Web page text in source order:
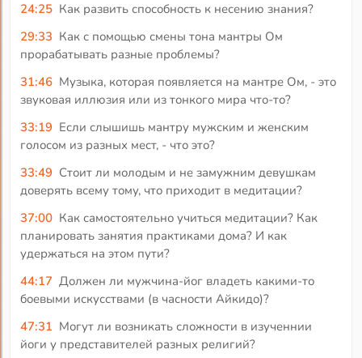
24:25 Как развить способность к несению знания?
29:33 Как с помощью смены тона мантры Ом
прорабатывать разные проблемы?
31:46 Музыка, которая появляется на мантре Ом, - это
звуковая иллюзия или из тонкого мира что-то?
33:19 Если слышишь мантру мужским и женским
голосом из разных мест, - что это?
33:49 Стоит ли молодым и не замужним девушкам
доверять всему тому, что приходит в медитации?
37:00 Как самостоятельно учиться медитации? Как
планировать занятия практиками дома? И как
удержаться на этом пути?
44:17 Должен ли мужчина-йог владеть какими-то
боевыми искусствами (в часности Айкидо)?
47:31 Могут ли возникать сложности в изученнии
йоги у представителей разных религий?